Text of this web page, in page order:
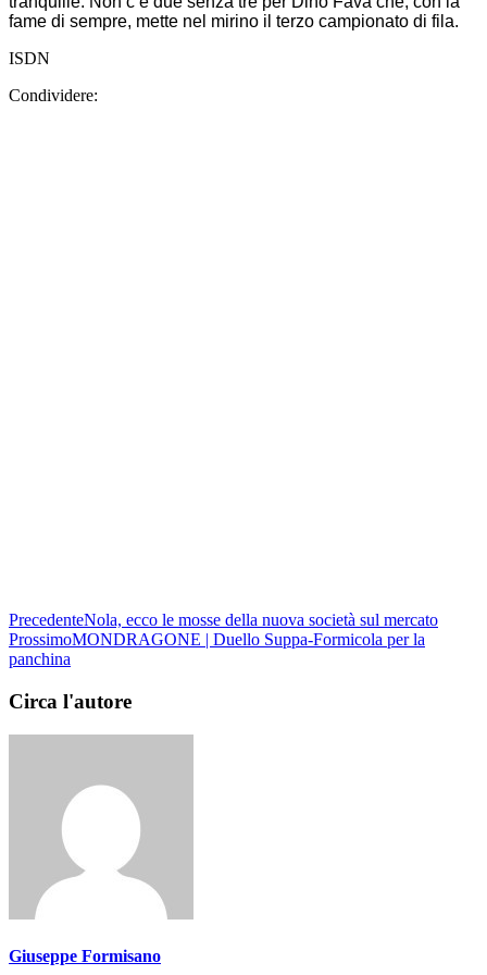
fame di sempre, mette nel mirino il terzo campionato di fila.
ISDN
Condividere:
PrecedenteNola, ecco le mosse della nuova società sul mercato
ProssimoMONDRAGONE | Duello Suppa-Formicola per la
panchina
Circa l'autore
Giuseppe Formisano